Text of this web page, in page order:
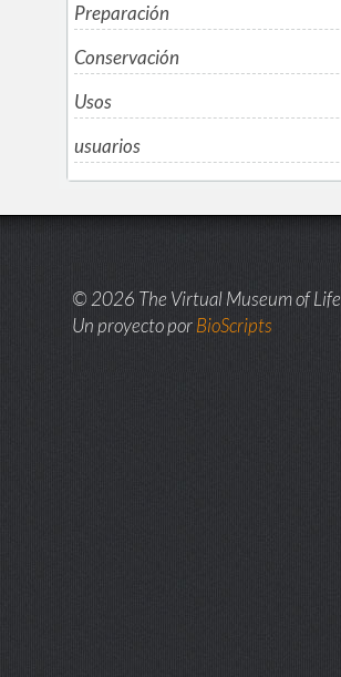
Preparación
Conservación
Usos
usuarios
© 2026 The Virtual Museum of Life
Un proyecto porBioScripts